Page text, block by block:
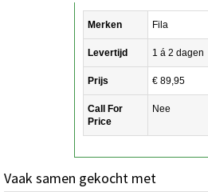
Merken Fila
Levertijd 1 á 2 dagen
Prijs € 89,95
Call For
Price
Nee
Vaak samen gekocht met